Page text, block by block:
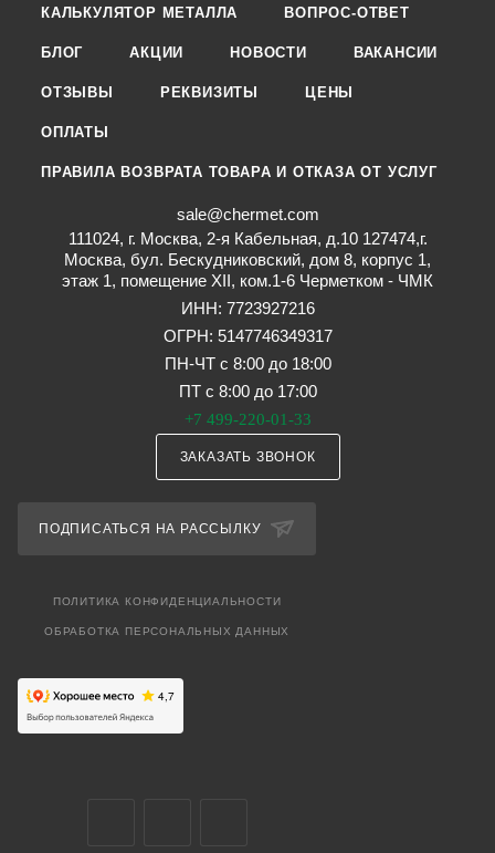
КАЛЬКУЛЯТОР МЕТАЛЛА ВОПРОС-ОТВЕТ
БЛОГ АКЦИИ НОВОСТИ ВАКАНСИИ
ОТЗЫВЫ РЕКВИЗИТЫ ЦЕНЫ
ОПЛАТЫ
ПРАВИЛА ВОЗВРАТА ТОВАРА И ОТКАЗА ОТ УСЛУГ
sale@chermet.com
111024, г. Москва, 2-я Кабельная, д.10 127474,г.
Москва, бул. Бескудниковский, дом 8, корпус 1,
этаж 1, помещение XII, ком.1-6 Черметком - ЧМК
ИНН: 7723927216
ОГРН: 5147746349317
ПН-ЧТ с 8:00 до 18:00
ПТ с 8:00 до 17:00
+7 499-220-01-33
ЗАКАЗАТЬ ЗВОНОК
ПОДПИСАТЬСЯ НА РАССЫЛКУ
ПОЛИТИКА КОНФИДЕНЦИАЛЬНОСТИ
ОБРАБОТКА ПЕРСОНАЛЬНЫХ ДАННЫХ